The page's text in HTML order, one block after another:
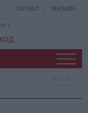
СИГНАЛ РЕКЛАМА
г.